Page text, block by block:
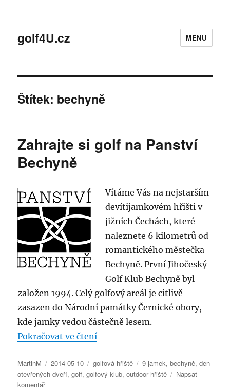
golf4U.cz MENU
Štítek: bechyně
Zahrajte si golf na Panství
Bechyně
Vítáme Vás na nejstarším
devítijamkovém hřišti v
jižních Čechách, které
naleznete 6 kilometrů od
romantického městečka
Bechyně. První Jihočeský
Golf Klub Bechyně byl
založen 1994. Celý golfový areál je citlivě
zasazen do Národní památky Černické obory,
kde jamky vedou částečně lesem.
Pokračovat ve čtení„Zahrajte si golf na Panství
Autor:
MartinM Publikováno:
2014-05-10 Rubriky:
golfová hřiště Štítky:
9 jamek,bechyně,den
otevřených dveří,golf,golfový klub,outdoor hřiště
Napsat
komentářpro